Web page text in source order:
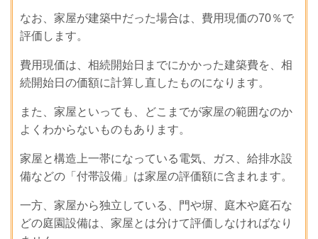
なお、家屋が建築中だった場合は、費用現価の70％で
評価します。
費用現価は、相続開始日までにかかった建築費を、相
続開始日の価額に計算し直したものになります。
また、家屋といっても、どこまでが家屋の範囲なのか
よくわからないものもあります。
家屋と構造上一帯になっている電気、ガス、給排水設
備などの「付帯設備」は家屋の評価額に含まれます。
一方、家屋から独立している、門や塀、庭木や庭石な
どの庭園設備は、家屋とは分けて評価しなければなり